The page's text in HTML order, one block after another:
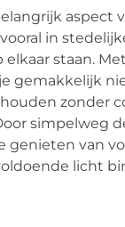
aspect
in
elkaar staan.
gemakkelijk
zonder
simpelweg
genieten van
licht